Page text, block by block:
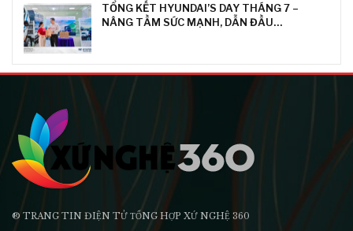
TỔNG KẾT HYUNDAI’S DAY THÁNG 7 –
NÂNG TẦM SỨC MẠNH, DẪN ĐẦU…
® TRANG TIN ĐIỆN TỬ ТỔNG HỢP XỨ NGHỆ 360